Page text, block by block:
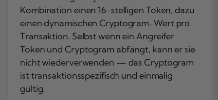
Kombination einen 16-stelligen Token, dazu
einen dynamischen Cryptogram-Wert pro
Transaktion. Selbst wenn ein Angreifer
Token und Cryptogram abfängt, kann er sie
nicht wiederverwenden — das Cryptogram
ist transaktionsspezifisch und einmalig
gültig.